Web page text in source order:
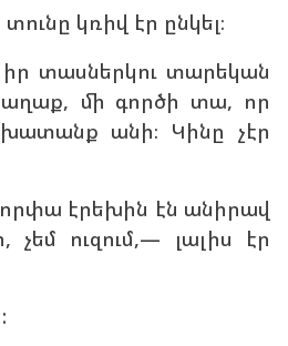
կռիվ էր ընկել։
իր տասներկու տարեկան
մի գործի տա, որ
անի։ Կինը չէր
էրեխին էն անիրավ
չեմ ուզում,— լալիս էր